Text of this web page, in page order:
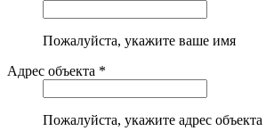
Пожалуйста, укажите ваше имя
Адрес объекта *
Пожалуйста, укажите адрес объекта